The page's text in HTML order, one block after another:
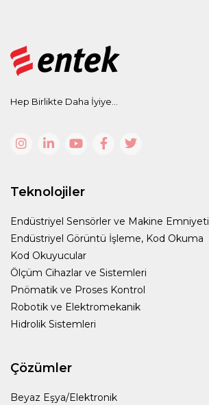
Hep Birlikte Daha İyiye...
Teknolojiler
Endüstriyel Sensörler ve Makine Emniyeti
Endüstriyel Görüntü İşleme, Kod Okuma
Kod Okuyucular
Ölçüm Cihazlar ve Sistemleri
Pnömatik ve Proses Kontrol
Robotik ve Elektromekanik
Hidrolik Sistemleri
Çözümler
Beyaz Eşya/Elektronik